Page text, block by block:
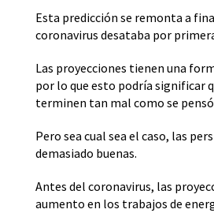
Esta predicción se remonta a
coronavirus desataba por
Las proyecciones tienen una
por lo que esto podría significar
terminen tan mal como se
Pero sea cual sea el caso, las
demasiado buenas.
Antes del coronavirus, las
aumento en los trabajos de